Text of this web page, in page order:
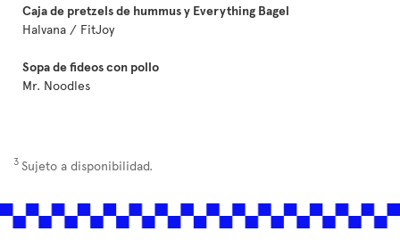
Caja de pretzels de hummus y Everything Bagel
Halvana / FitJoy
Sopa de fideos con pollo
Mr. Noodles
3 Sujeto a disponibilidad.